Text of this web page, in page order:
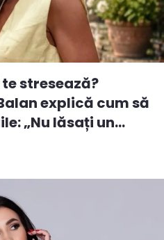
stresează?
explică cum să
„Nu lăsați un